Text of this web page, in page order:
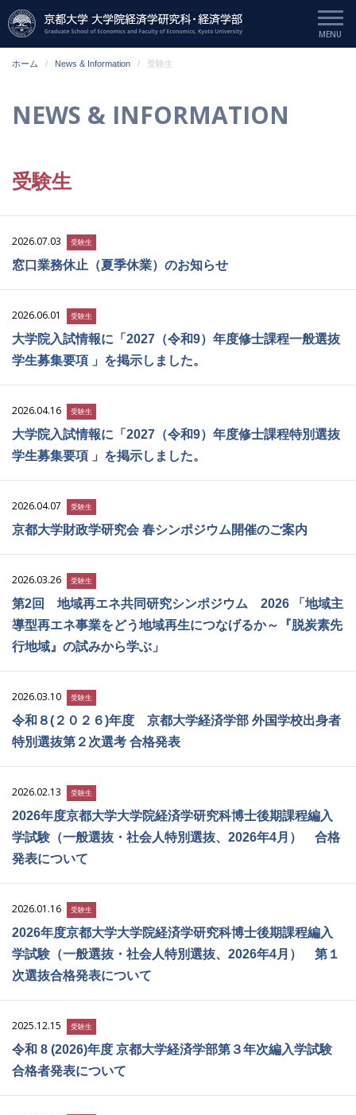
ホーム News & Information 受験生
NEWS & INFORMATION
受験生
2026.07.03 受験生
窓口業務休止（夏季休業）のお知らせ
2026.06.01 受験生
大学院入試情報に「2027（令和9）年度修士課程一般選抜
学生募集要項 」を掲示しました。
2026.04.16 受験生
大学院入試情報に「2027（令和9）年度修士課程特別選抜
学生募集要項 」を掲示しました。
2026.04.07 受験生
京都大学財政学研究会 春シンポジウム開催のご案内
2026.03.26 受験生
第2回 地域再エネ共同研究シンポジウム 2026 「地域主
導型再エネ事業をどう地域再生につなげるか～『脱炭素先
行地域』の試みから学ぶ」
2026.03.10 受験生
令和８(２０２６)年度 京都大学経済学部 外国学校出身者
特別選抜第２次選考 合格発表
2026.02.13 受験生
2026年度京都大学大学院経済学研究科博士後期課程編入
学試験（一般選抜・社会人特別選抜、2026年4月） 合格
発表について
2026.01.16 受験生
2026年度京都大学大学院経済学研究科博士後期課程編入
学試験（一般選抜・社会人特別選抜、2026年4月） 第１
次選抜合格発表について
2025.12.15 受験生
令和 8 (2026)年度 京都大学経済学部第３年次編入学試験
合格者発表について